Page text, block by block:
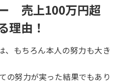
売上100万円超
理由！
、もちろん本人の努力も大き
の努力が実った結果でもあり